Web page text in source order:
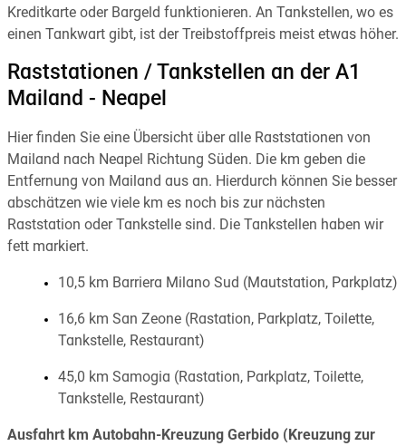
Kreditkarte oder Bargeld funktionieren. An Tankstellen, wo es
einen Tankwart gibt, ist der Treibstoffpreis meist etwas höher.
Raststationen / Tankstellen an der A1
Mailand - Neapel
Hier finden Sie eine Übersicht über alle Raststationen von
Mailand nach Neapel Richtung Süden. Die km geben die
Entfernung von Mailand aus an. Hierdurch können Sie besser
abschätzen wie viele km es noch bis zur nächsten
Raststation oder Tankstelle sind. Die Tankstellen haben wir
fett markiert.
10,5 km Barriera Milano Sud (Mautstation, Parkplatz)
16,6 km San Zeone (Rastation, Parkplatz, Toilette,
Tankstelle, Restaurant)
45,0 km Samogia (Rastation, Parkplatz, Toilette,
Tankstelle, Restaurant)
Ausfahrt km Autobahn-Kreuzung Gerbido (Kreuzung zur